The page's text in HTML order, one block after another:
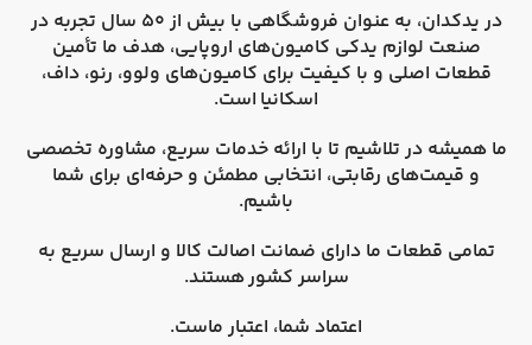
در یدکدان
، به عنوان فروشگاهی با بیش از 50 سال تجربه در
صنعت لوازم یدکی کامیون‌های اروپایی، هدف ما تأمین
قطعات اصلی و با کیفیت برای کامیون‌های ولوو، رنو، داف،
اسکانیا است.
ما همیشه در تلاشیم تا با ارائه خدمات سریع، مشاوره تخصصی
و قیمت‌های رقابتی، انتخابی مطمئن و حرفه‌ای برای شما
باشیم.
تمامی قطعات ما دارای ضمانت اصالت کالا و ارسال سریع به
سراسر کشورهستند.
اعتماد شما، اعتبار ماست.